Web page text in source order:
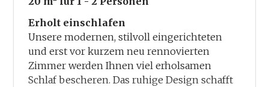
Erholt einschlafen
Unsere modernen, stilvoll eingerichteten
und erst vor kurzem neu rennovierten
Zimmer werden Ihnen viel erholsamen
Schlaf bescheren. Das ruhige Design schafft